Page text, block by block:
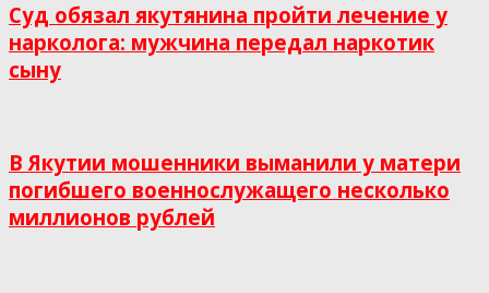
Суд обязал якутянина пройти лечение у
нарколога: мужчина передал наркотик
сыну
В Якутии мошенники выманили у матери
погибшего военнослужащего несколько
миллионов рублей